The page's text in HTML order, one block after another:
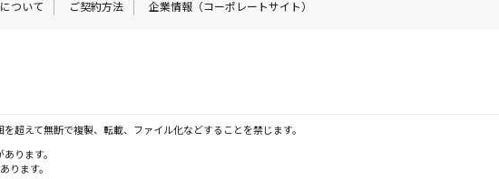
ついて ご契約方法 企業情報（コーポレートサイト）
超えて無断で複製、転載、ファイル化などすることを禁じます。
ります。
ります。